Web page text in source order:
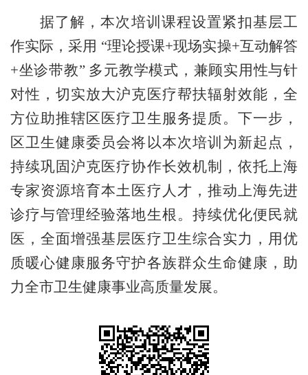
据了解，本次培训课程设置紧扣基层工
作实际，采用 “理论授课+现场实操+互动解答
+坐诊带教” 多元教学模式，兼顾实用性与针
对性，切实放大沪克医疗帮扶辐射效能，全
方位助推辖区医疗卫生服务提质。下一步，
区卫生健康委员会将以本次培训为新起点，
持续巩固沪克医疗协作长效机制，依托上海
专家资源培育本土医疗人才，推动上海先进
诊疗与管理经验落地生根。持续优化便民就
医，全面增强基层医疗卫生综合实力，用优
质暖心健康服务守护各族群众生命健康，助
力全市卫生健康事业高质量发展。